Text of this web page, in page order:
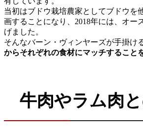
当初はブドウ栽培農家としてブドウを
画することになり、2018年には、オ
げました。
そんなバーン・ヴィンヤーズが手掛け
からそれぞれの食材にマッチすること
牛肉やラム肉